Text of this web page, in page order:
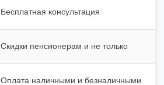
Бесплатная консультация
Скидки пенсионерам и не только
Оплата наличными и безналичными